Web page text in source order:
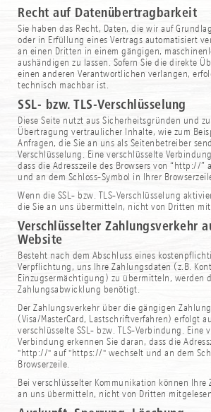
Recht auf Datenübertragbarkeit
Sie haben das Recht, Daten, die wir auf
oder in Erfüllung eines Vertrags automatisiert
an einen Dritten in einem gängigen,
aushändigen zu lassen. Sofern Sie die direkte
einen anderen Verantwortlichen verlangen,
technisch machbar ist.
SSL- bzw. TLS-Verschlüsselung
Diese Seite nutzt aus Sicherheitsgründen und
Übertragung vertraulicher Inhalte, wie zum
Anfragen, die Sie an uns als Seitenbetreiber
Verschlüsselung. Eine verschlüsselte
dass die Adresszeile des Browsers von “http://
und an dem Schloss-Symbol in Ihrer
Wenn die SSL- bzw. TLS-Verschlüsselung
die Sie an uns übermitteln, nicht von Dritten
Verschlüsselter Zahlungsverkehr
Website
Besteht nach dem Abschluss eines
Verpflichtung, uns Ihre Zahlungsdaten (z.B.
Einzugsermächtigung) zu übermitteln, werden
Zahlungsabwicklung benötigt.
Der Zahlungsverkehr über die gängigen
(Visa/MasterCard, Lastschriftverfahren) erfolgt
verschlüsselte SSL- bzw. TLS-Verbindung. Eine
Verbindung erkennen Sie daran, dass die
"http://" auf "https://" wechselt und an dem
Browserzeile.
Bei verschlüsselter Kommunikation können Ihre
an uns übermitteln, nicht von Dritten